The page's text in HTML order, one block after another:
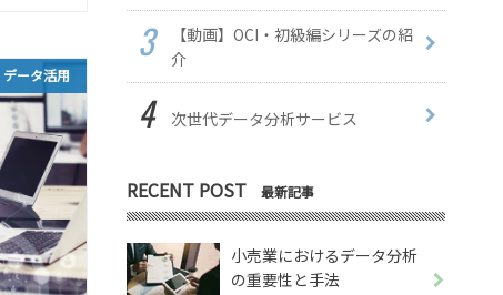
データ活用
【動画】OCI・初級編シリーズの紹
介
次世代データ分析サービス
RECENT POST 最新記事
小売業におけるデータ分析
の重要性と手法